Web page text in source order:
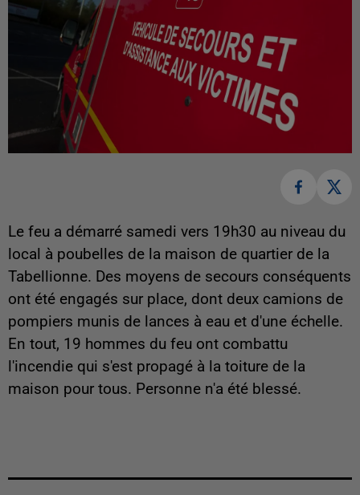
Le feu a démarré samedi vers 19h30 au niveau du
local à poubelles de la maison de quartier de la
Tabellionne. Des moyens de secours conséquents
ont été engagés sur place, dont deux camions de
pompiers munis de lances à eau et d'une échelle.
En tout, 19 hommes du feu ont combattu
l'incendie qui s'est propagé à la toiture de la
maison pour tous. Personne n'a été blessé.